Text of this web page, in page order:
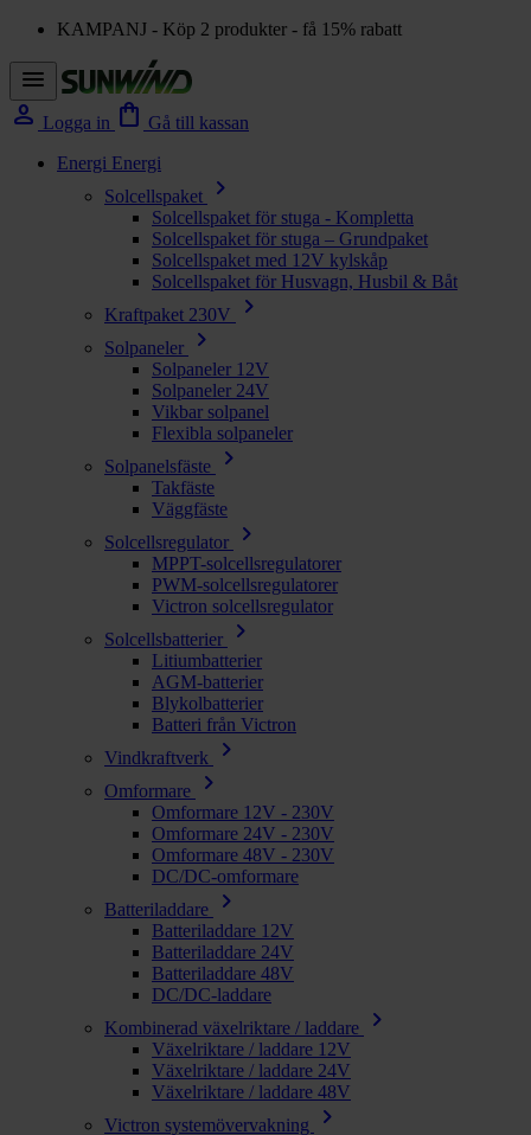
KAMPANJ - Köp 2 produkter - få 15% rabatt
menu
person Logga in shopping_bag Gå till kassan
Energi Energi
Solcellspaket
chevron_right
Solcellspaket för stuga - Kompletta
Solcellspaket för stuga – Grundpaket
Solcellspaket med 12V kylskåp
Solcellspaket för Husvagn, Husbil & Båt
Kraftpaket 230V
chevron_right
Solpaneler chevron_right
Solpaneler 12V
Solpaneler 24V
Vikbar solpanel
Flexibla solpaneler
Solpanelsfäste
chevron_right
Takfäste
Väggfäste
Solcellsregulator
chevron_right
MPPT-solcellsregulatorer
PWM-solcellsregulatorer
Victron solcellsregulator
Solcellsbatterier
chevron_right
Litiumbatterier
AGM-batterier
Blykolbatterier
Batteri från Victron
Vindkraftverk
chevron_right
Omformare chevron_right
Omformare 12V - 230V
Omformare 24V - 230V
Omformare 48V - 230V
DC/DC-omformare
Batteriladdare
chevron_right
Batteriladdare 12V
Batteriladdare 24V
Batteriladdare 48V
DC/DC-laddare
Kombinerad växelriktare / laddare
chevron_right
Växelriktare / laddare 12V
Växelriktare / laddare 24V
Växelriktare / laddare 48V
Victron systemövervakning
chevron_right